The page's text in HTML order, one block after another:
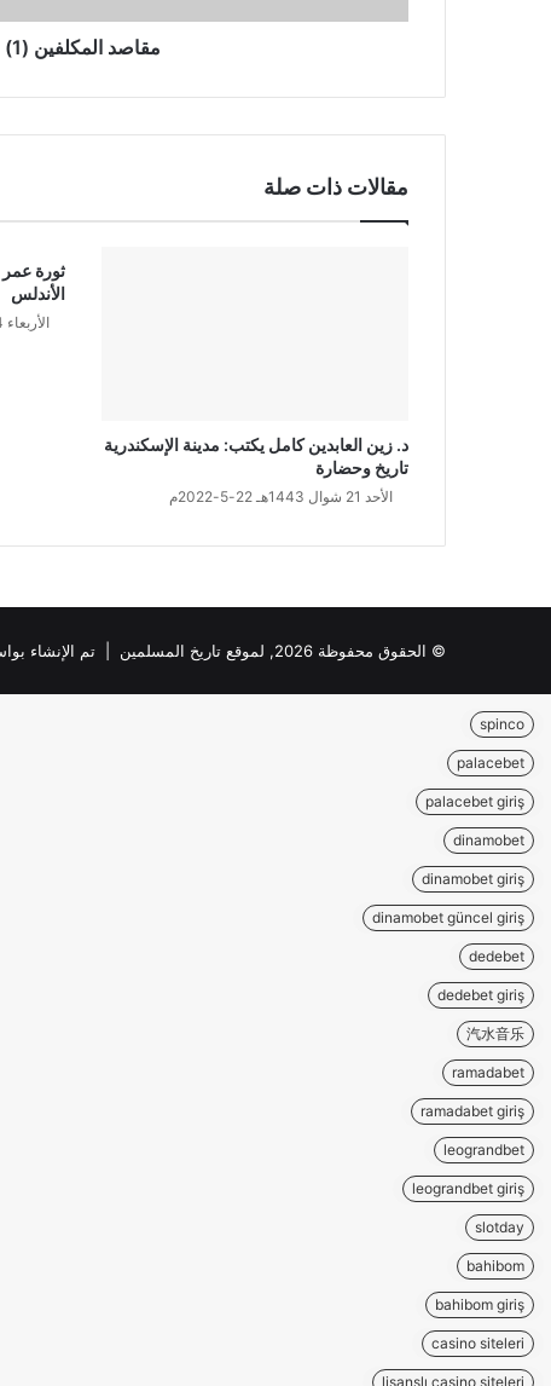
مقاصد المكلفين (1)
مقالات ذات صلة
د. زين العابدين كامل يكتب: مدينة الإسكندرية
تاريخ وحضارة
الأحد 21 شوال 1443هـ 22-5-2022م
ثورة عمر
الأندلس
الأربعاء 24 شوال 1443هـ 25-5-2022م
© الحقوق محفوظة 2026, لموقع تاريخ المسلمين | تم الإنشاء بواسطة
spinco
palacebet
palacebet giriş
dinamobet
dinamobet giriş
dinamobet güncel giriş
dedebet
dedebet giriş
汽水音乐
ramadabet
ramadabet giriş
leograndbet
leograndbet giriş
slotday
bahibom
bahibom giriş
casino siteleri
lisanslı casino siteleri